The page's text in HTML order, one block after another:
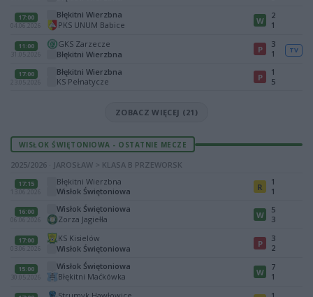
17:00
04.06.2026
Błękitni Wierzbna
PKS UNUM Babice
W
2
1
11:00
31.05.2026
GKS Zarzecze
Błękitni Wierzbna
P
3
1
TV
17:00
23.05.2026
Błękitni Wierzbna
KS Pełnatycze
P
1
5
ZOBACZ WIĘCEJ (21)
WISŁOK ŚWIĘTONIOWA - OSTATNIE MECZE
2025/2026 · JAROSŁAW > KLASA B PRZEWORSK
17:15
13.06.2026
Błękitni Wierzbna
Wisłok Świętoniowa
R
1
1
16:00
06.06.2026
Wisłok Świętoniowa
Zorza Jagiełła
W
5
3
17:00
03.06.2026
KS Kisielów
Wisłok Świętoniowa
P
3
2
15:00
30.05.2026
Wisłok Świętoniowa
Błękitni Maćkówka
W
7
1